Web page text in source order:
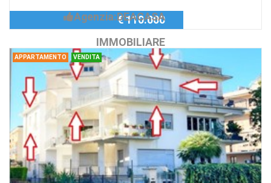
Agenzia:DEACASA
IMMOBILIARE
€ 110.000
APPARTAMENTO VENDITA